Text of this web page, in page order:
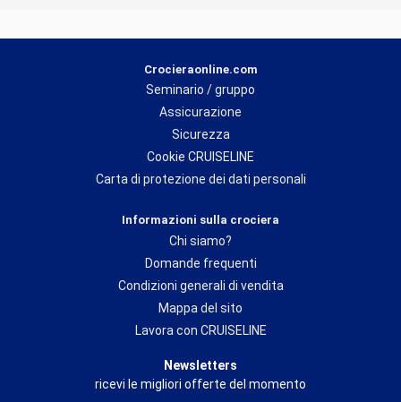
Crocieraonline.com
Seminario / gruppo
Assicurazione
Sicurezza
Cookie CRUISELINE
Carta di protezione dei dati personali
Informazioni sulla crociera
Chi siamo?
Domande frequenti
Condizioni generali di vendita
Mappa del sito
Lavora con CRUISELINE
Newsletters
ricevi le migliori offerte del momento